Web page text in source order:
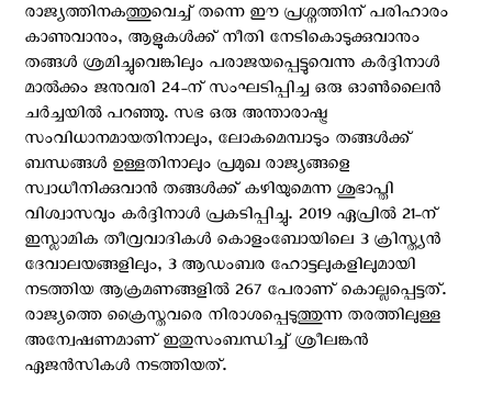
രാജ്യത്തിനകത്തുവെച്ച് തന്നെ ഈ പ്രശ്നത്തിന് പരിഹാരം
കാണുവാനും, ആളുകള്‍ക്ക് നീതി നേടികൊടുക്കുവാനും
തങ്ങള്‍ ശ്രമിച്ചുവെങ്കിലും പരാജയപ്പെട്ടുവെന്നു കര്‍ദ്ദിനാള്‍
മാല്‍ക്കം ജനുവരി 24-ന് സംഘടിപ്പിച്ച ഒരു ഓണ്‍ലൈന്‍
ചര്‍ച്ചയില്‍ പറഞ്ഞു. സഭ ഒരു അന്താരാഷ്ട്ര
സംവിധാനമായതിനാലും, ലോകമെമ്പാടും തങ്ങള്‍ക്ക്
ബന്ധങ്ങള്‍ ഉള്ളതിനാലും പ്രമുഖ രാജ്യങ്ങളെ
സ്വാധീനിക്കുവാന്‍ തങ്ങള്‍ക്ക് കഴിയുമെന്ന ശുഭാപ്തി
വിശ്വാസവും കര്‍ദ്ദിനാള്‍ പ്രകടിപ്പിച്ചു. 2019 ഏപ്രില്‍ 21-ന്
ഇസ്ലാമിക തീവ്രവാദികള്‍ കൊളംബോയിലെ 3 ക്രിസ്ത്യന്‍
ദേവാലയങ്ങളിലും, 3 ആഡംബര ഹോട്ടലുകളിലുമായി
നടത്തിയ ആക്രമണങ്ങളില്‍ 267 പേരാണ് കൊല്ലപ്പെട്ടത്.
രാജ്യത്തെ ക്രൈസ്തവരെ നിരാശപ്പെടുത്തുന്ന തരത്തിലുള്ള
അന്വേഷണമാണ് ഇതുസംബന്ധിച്ച് ശ്രീലങ്കന്‍
ഏജന്‍സികള്‍ നടത്തിയത്.